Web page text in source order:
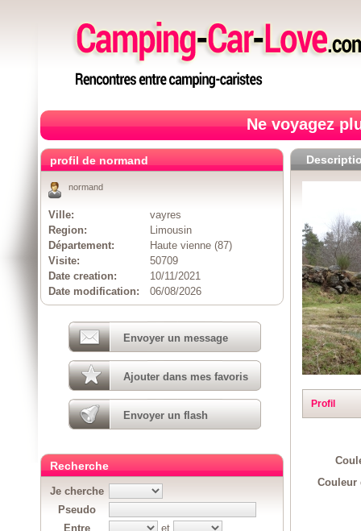
Ne voyagez
Profil
Couleur
profil de normand
normand
Ville:
vayres
Region:
Limousin
Département:
Haute vienne (87)
Visite:
50709
Date creation:
10/11/2021
Date modification:
06/08/2026
Envoyer un message
Ajouter dans mes favoris
Envoyer un flash
Recherche
Je cherche
Pseudo
Entre
et